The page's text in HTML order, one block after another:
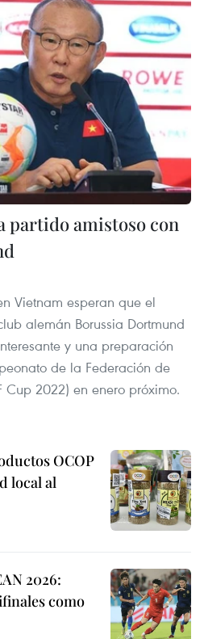
partido amistoso con
Vietnam esperan que el
alemán Borussia Dortmund
y una preparación
de la Federación de
Cup 2022) en enero próximo.
OCOP
local al
2026:
como